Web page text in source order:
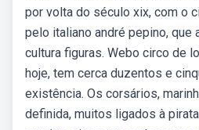
por volta do século xix, com o
pelo italiano andré pepino, que
cultura figuras. Webo circo de
hoje, tem cerca duzentos e
existência. Os corsários,
definida, muitos ligados à